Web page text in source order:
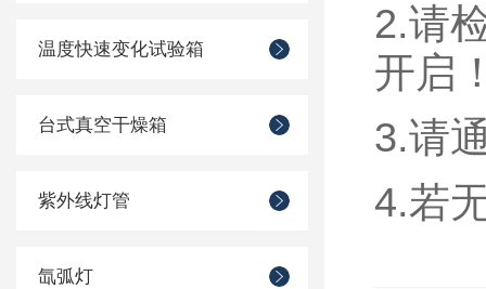
温度快速变化试验箱
台式真空干燥箱
紫外线灯管
氙弧灯
2.请
开启
3.请
4.若